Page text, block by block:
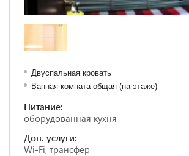
Двуспальная кровать
Ванная комната общая (на этаже)
Питание:
оборудованная кухня
Доп. услуги:
Wi-Fi, трансфер